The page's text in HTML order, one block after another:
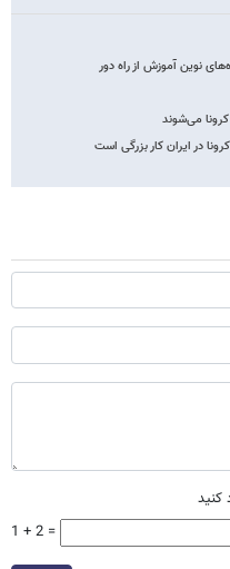
نوین آموزش از راه دور
در ایران کار بزرگی است
کنید
1 + 2 =